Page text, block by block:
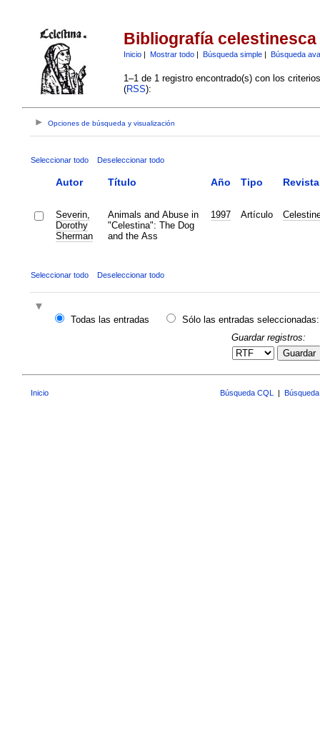
Bibliografía celestinesca
Inicio| Mostrar todo| Búsqueda simple| Búsqueda
1–1 de 1 registro encontrado(s) con los
(RSS):
Opciones de búsqueda y visualización
Seleccionar todo Deseleccionar todo
Autor Título Año Tipo Revista
Severin,
Dorothy
Sherman
Animals and Abuse in
"Celestina": The Dog
and the Ass
1997 Artículo
Seleccionar todo Deseleccionar todo
Todas las entradas
Sólo las entradas seleccionadas:
Guardar registros:
Guardar
Inicio Búsqueda CQL